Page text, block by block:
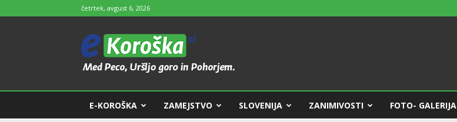
četrtek, avgust 6, 2026
e-
Koroška
E-KOROŠKA ZAMEJSTVO SLOVENIJA ZANIMIVOSTI FOTO- GALERIJA